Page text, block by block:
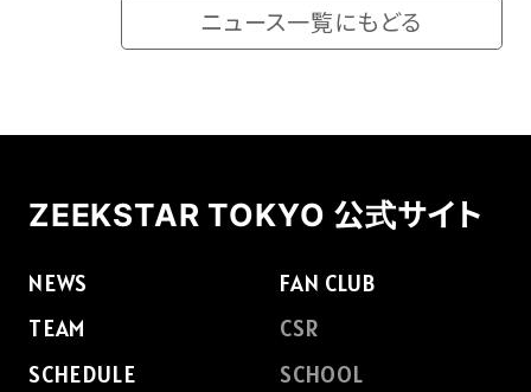
ニュース一覧にもどる
ZEEKSTAR TOKYO 公式サイト
NEWS
TEAM
SCHEDULE
FAN CLUB
CSR
SCHOOL